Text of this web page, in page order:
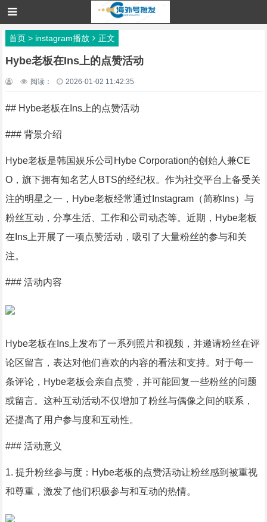
首页> instagram播放 正文
Hybe老板在Ins上的点赞活动
阅读： 2026-01-02 11:42:35
## Hybe老板在Ins上的点赞活动
### 背景介绍
Hybe老板是韩国娱乐公司Hybe Corporation的创始人兼CE
O，旗下拥有知名艺人BTS的经纪权。作为社交平台上备受关
注的明星之一，Hybe老板经常通过Instagram（简称Ins）与
粉丝互动，分享生活、工作和公司动态等。近期，Hybe老板
在Ins上开展了一项点赞活动，吸引了大量粉丝的参与和关
注。
### 活动内容
Hybe老板在Ins上发布了一系列照片和视频，并邀请粉丝在评
论区留言，表达对他们喜欢的内容的看法和支持。对于每一
条评论，Hybe老板会亲自点赞，并可能回复一些粉丝的问题
或留言。这种互动活动不仅增加了粉丝与偶像之间的联系，
还提高了用户参与度和互动性。
### 活动意义
1. 提升粉丝参与度：Hybe老板的点赞活动让粉丝感到被重视
和尊重，激发了他们积极参与和互动的热情。